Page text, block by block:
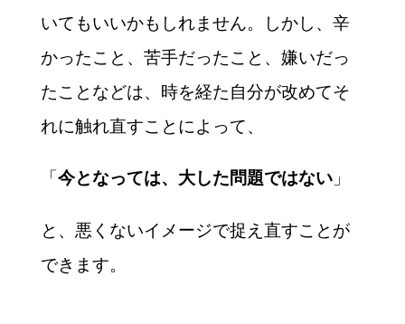
いてもいいかもしれません。しかし、辛
かったこと、苦手だったこと、嫌いだっ
たことなどは、時を経た自分が改めてそ
れに触れ直すことによって、
「 今となっては、大した問題ではない」
と、悪くないイメージで捉え直すことが
できます。